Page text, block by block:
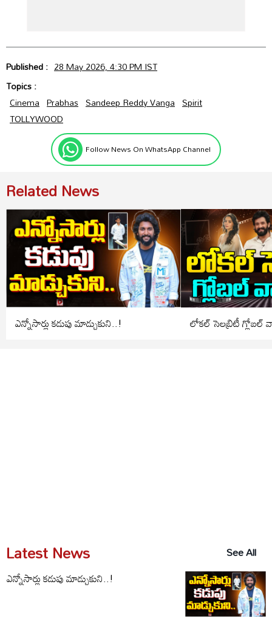
Published : 28 May 2026, 4:30 PM IST
Topics :
Cinema Prabhas Sandeep Reddy Vanga Spirit
TOLLYWOOD
Follow News On WhatsApp Channel
Related News
ఎన్నోసార్లు కడుపు మాడ్చుకుని..! లోకల్ సెలబ్రిటీ గ్లోబల్
Latest News
See All
ఎన్నోసార్లు కడుపు మాడ్చుకుని..!